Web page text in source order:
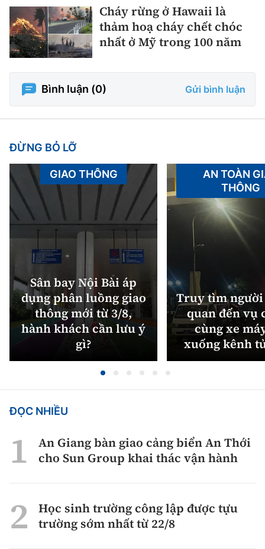
Cháy rừng ở Hawaii là
thảm hoạ cháy chết chóc
nhất ở Mỹ trong 100 năm
Bình luận (0) Gửi bình luận
ĐỪNG BỎ LỠ
Sân bay Nội Bài áp
dụng phân luồng giao
thông mới từ 3/8,
hành khách cần lưu ý
gì?
GIAO THÔNG
Truy tìm
quan đến vụ
cùng xe
xuống kênh
AN TOÀN
THÔNG
ĐỌC NHIỀU
An Giang bàn giao cảng biển An Thới
cho Sun Group khai thác vận hành
Học sinh trường công lập được tựu
trường sớm nhất từ 22/8